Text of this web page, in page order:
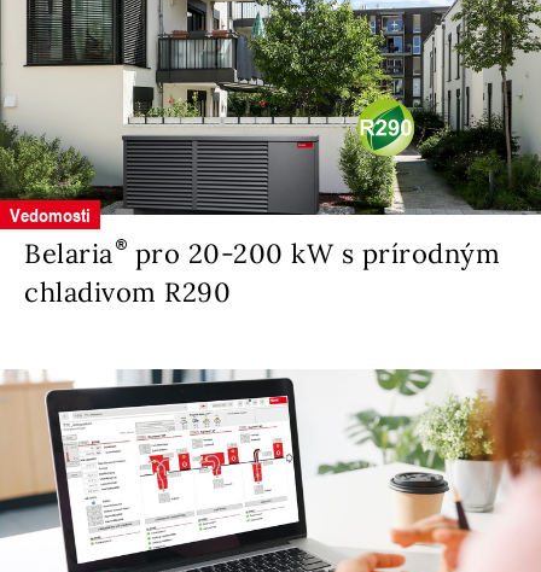
Vedomosti
Belaria
pro 20-200 kW s prírodným
chladivom R290